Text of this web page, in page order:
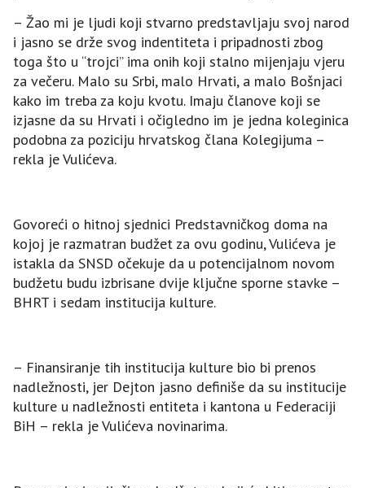
– Žao mi je ljudi koji stvarno predstavljaju svoj narod
i jasno se drže svog indentiteta i pripadnosti zbog
toga što u “trojci” ima onih koji stalno mijenjaju vjeru
za večeru. Malo su Srbi, malo Hrvati, a malo Bošnjaci
kako im treba za koju kvotu. Imaju članove koji se
izjasne da su Hrvati i očigledno im je jedna koleginica
podobna za poziciju hrvatskog člana Kolegijuma –
rekla je Vulićeva.
Govoreći o hitnoj sjednici Predstavničkog doma na
kojoj je razmatran budžet za ovu godinu, Vulićeva je
istakla da SNSD očekuje da u potencijalnom novom
budžetu budu izbrisane dvije ključne sporne stavke –
BHRT i sedam institucija kulture.
– Finansiranje tih institucija kulture bio bi prenos
nadležnosti, jer Dejton jasno definiše da su institucije
kulture u nadležnosti entiteta i kantona u Federaciji
BiH – rekla je Vulićeva novinarima.